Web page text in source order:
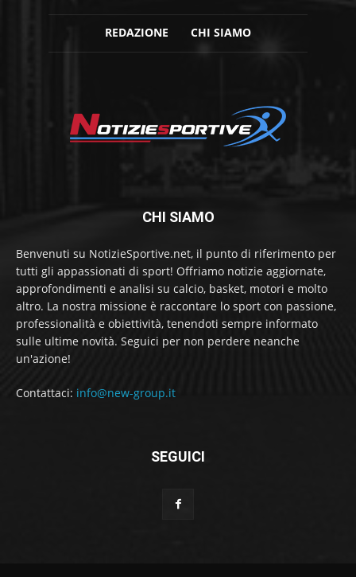
REDAZIONE CHI SIAMO
CHI SIAMO
Benvenuti su NotizieSportive.net, il punto di riferimento per
tutti gli appassionati di sport! Offriamo notizie aggiornate,
approfondimenti e analisi su calcio, basket, motori e molto
altro. La nostra missione è raccontare lo sport con passione,
professionalità e obiettività, tenendoti sempre informato
sulle ultime novità. Seguici per non perdere neanche
un'azione!
Contattaci: info@new-group.it
SEGUICI